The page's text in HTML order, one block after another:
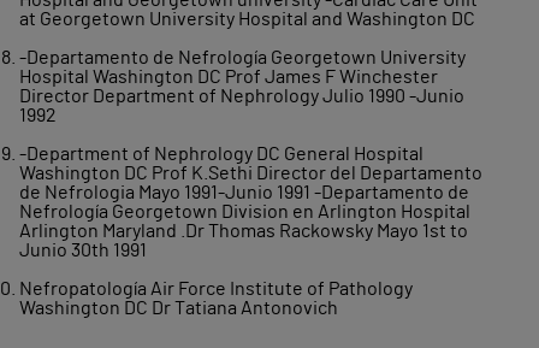
at Georgetown University Hospital and Washington DC
-Departamento de Nefrología Georgetown University
Hospital Washington DC Prof James F Winchester
Director Department of Nephrology Julio 1990 -Junio
1992
-Department of Nephrology DC General Hospital
Washington DC Prof K.Sethi Director del Departamento
de Nefrologia Mayo 1991-Junio 1991 -Departamento de
Nefrología Georgetown Division en Arlington Hospital
Arlington Maryland .Dr Thomas Rackowsky Mayo 1st to
Junio 30th 1991
Nefropatología Air Force Institute of Pathology
Washington DC Dr Tatiana Antonovich